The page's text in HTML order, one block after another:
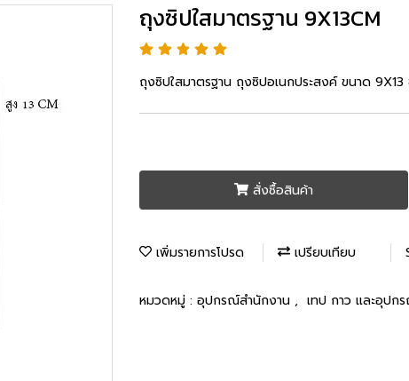
ถุงซิปใสมาตรฐาน 9X13CM
ถุงซิปใสมาตรฐาน ถุงซิปอเนกประสงค์ ขนาด
สั่งซื้อสินค้า
เพิ่มรายการโปรด เปรียบเทียบ
หมวดหมู่ : อุปกรณ์สำนักงาน , เทป กาว และอุปก